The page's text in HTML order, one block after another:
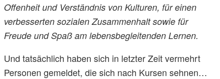
Offenheit und Verständnis von Kulturen, für einen
verbesserten sozialen Zusammenhalt sowie für
Freude und Spaß am lebensbegleitenden Lernen.
Und tatsächlich haben sich in letzter Zeit vermehrt
Personen gemeldet, die sich nach Kursen sehnen…